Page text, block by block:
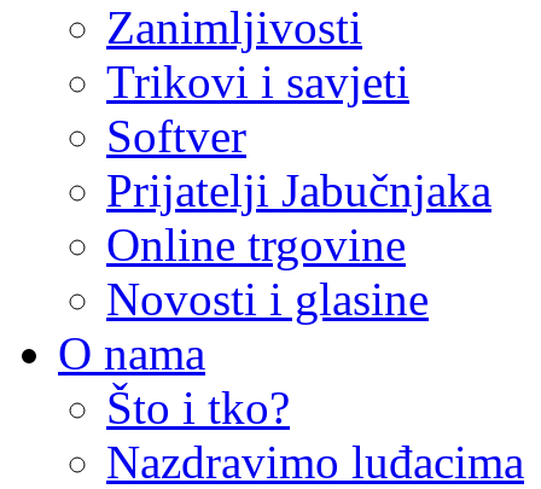
Zanimljivosti
Trikovi i savjeti
Softver
Prijatelji Jabučnjaka
Online trgovine
Novosti i glasine
O nama
Što i tko?
Nazdravimo luđacima